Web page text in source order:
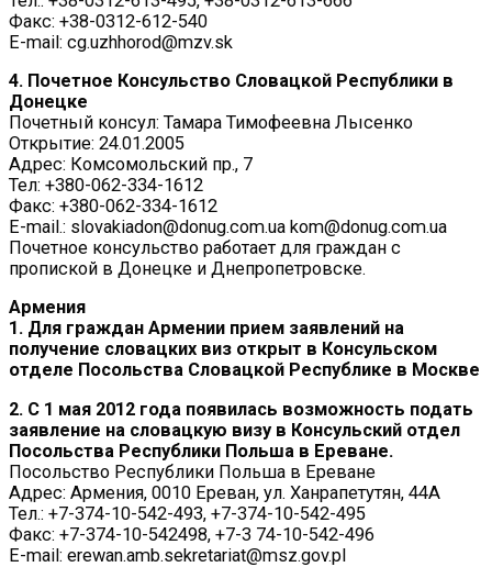
Факс: +38-0312-612-540
E-mail: cg.uzhhorod@mzv.sk
4. Почетное Консульство Словацкой Республики в
Донецке
Почетный консул: Тамара Тимофеевна Лысенко
Открытие: 24.01.2005
Адрес: Комсомольский пр., 7
Тел: +380-062-334-1612
Факс: +380-062-334-1612
E-mail.: slovakiadon@donug.com.ua kom@donug.com.ua
Почетное консульство работает для граждан с
пропиской в Донецке и Днепропетровске.
Армения
1. Для граждан Армении прием заявлений на
получение словацких виз открыт в Консульском
отделе Посольства Словацкой Республике в Москве
2. С 1 мая 2012 года появилась возможность подать
заявление на словацкую визу в Консульский отдел
Посольства Республики Польша в Ереване.
Посольство Республики Польша в Ереване
Адрес: Армения, 0010 Ереван, ул. Ханрапетутян, 44A
Тел.: +7-374-10-542-493, +7-374-10-542-495
Факс: +7-374-10-542498, +7-3 74-10-542-496
E-mail: erewan.amb.sekretariat@msz.gov.pl